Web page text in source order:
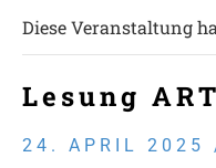
Diese Veranstaltung
Lesung
24. APRIL 2025